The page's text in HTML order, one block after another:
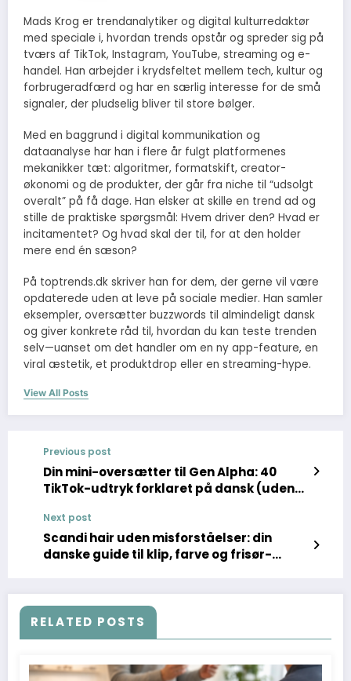
Mads Krog er trendanalytiker og digital kulturredaktør
med speciale i, hvordan trends opstår og spreder sig på
tværs af TikTok, Instagram, YouTube, streaming og e-
handel. Han arbejder i krydsfeltet mellem tech, kultur og
forbrugeradfærd og har en særlig interesse for de små
signaler, der pludselig bliver til store bølger.
Med en baggrund i digital kommunikation og
dataanalyse har han i flere år fulgt platformenes
mekanikker tæt: algoritmer, formatskift, creator-
økonomi og de produkter, der går fra niche til “udsolgt
overalt” på få dage. Han elsker at skille en trend ad og
stille de praktiske spørgsmål: Hvem driver den? Hvad er
incitamentet? Og hvad skal der til, for at den holder
mere end én sæson?
På toptrends.dk skriver han for dem, der gerne vil være
opdaterede uden at leve på sociale medier. Han samler
eksempler, oversætter buzzwords til almindeligt dansk
og giver konkrete råd til, hvordan du kan teste trenden
selv—uanset om det handler om en ny app-feature, en
viral æstetik, et produktdrop eller en streaming-hype.
View All Posts
Previous post
Din mini-oversætter til Gen Alpha: 40
TikTok-udtryk forklaret på dansk (uden
Next post
Scandi hair uden misforståelser: din
danske guide til klip, farve og frisør-
RELATED POSTS